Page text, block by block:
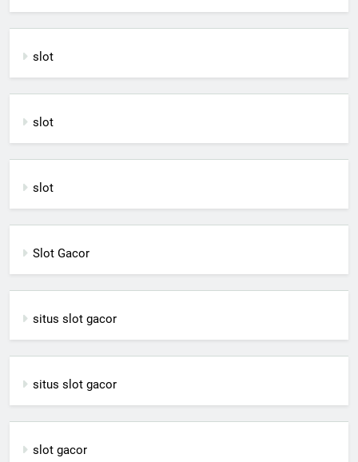
slot
slot
slot
Slot Gacor
situs slot gacor
situs slot gacor
slot gacor